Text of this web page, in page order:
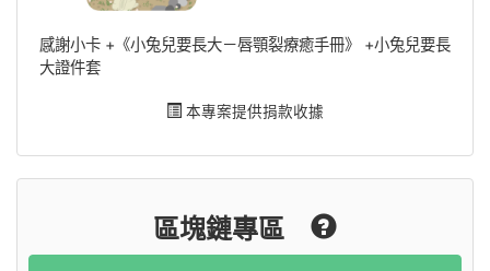
感謝小卡 +《小兔兒要長大－唇顎裂療癒手冊》​ +小兔兒要長
大證件套​
本專案提供捐款收據
區塊鏈專區